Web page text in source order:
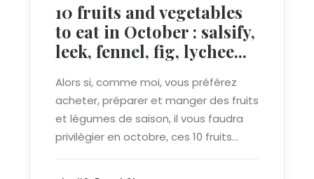
10 fruits and vegetables
to eat in October : salsify,
leek, fennel, fig, lychee...
Alors si, comme moi, vous préférez
acheter, préparer et manger des fruits
et légumes de saison, il vous faudra
privilégier en octobre, ces 10 fruits…